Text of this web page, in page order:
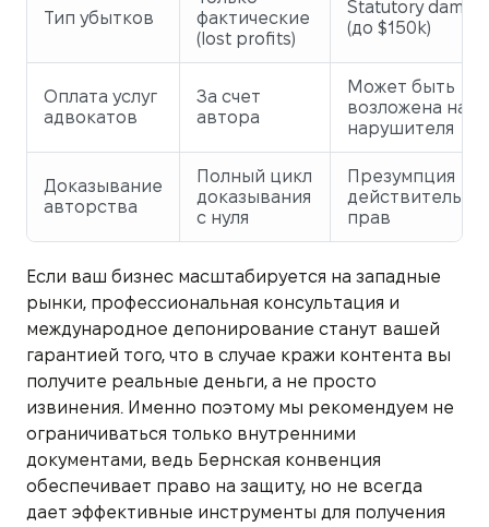
Тип убытков
фактические
(lost profits)
Statutory
(до $150k)
Оплата услуг
адвокатов
За счет
автора
Может быть
возложена на
нарушителя
Доказывание
авторства
Полный цикл
доказывания
с нуля
Презумпция
прав
Если ваш бизнес масштабируется на западные
рынки, профессиональная консультация и
международное депонирование станут вашей
гарантией того, что в случае кражи контента вы
получите реальные деньги, а не просто
извинения. Именно поэтому мы рекомендуем не
ограничиваться только внутренними
документами, ведь Бернская конвенция
обеспечивает право на защиту, но не всегда
дает эффективные инструменты для получения